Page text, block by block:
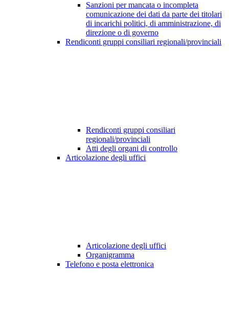
Sanzioni per mancata o incompleta
comunicazione dei dati da parte dei titolari
di incarichi politici, di amministrazione, di
direzione o di governo
Rendiconti gruppi consiliari regionali/provinciali
Rendiconti gruppi consiliari
regionali/provinciali
Atti degli organi di controllo
Articolazione degli uffici
Articolazione degli uffici
Organigramma
Telefono e posta elettronica